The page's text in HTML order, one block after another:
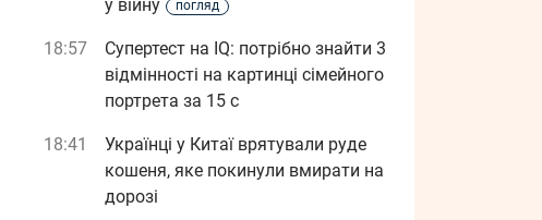
у війну
погляд
18:57
Супертест на IQ: потрібно знайти 3
відмінності на картинці сімейного
портрета за 15 с
18:41
Українці у Китаї врятували руде
кошеня, яке покинули вмирати на
дорозі